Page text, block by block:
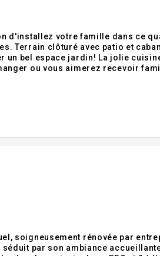
d'installez votre famille dans ce
Terrain clôturé avec patio et
un bel espace jardin! La jolie
ou vous aimerez recevoir
soigneusement rénovée par
par son ambiance